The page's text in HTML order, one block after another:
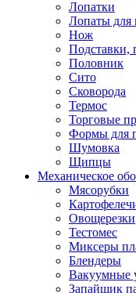
Лопатки
Лопаты
Нож
Подставки,
Половник
Сито
Сковорода
Термос
Торговые
Формы для
Шумовка
Щипцы
Механическое
Мясорубки
Овощерезки
Тестомес
Миксеры
Блендеры
Вакуумные
Запайщик